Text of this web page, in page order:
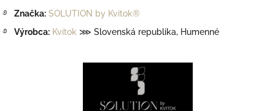
࿔ Značka: SOLUTION by Kvitok®
࿔ Výrobca: Kvitok ⋙ Slovenská republika, Humenné